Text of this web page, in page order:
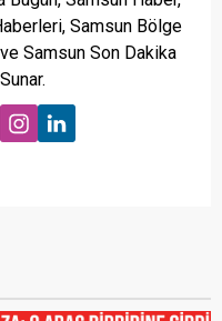
Samsun Bölge
Samsun Son Dakika